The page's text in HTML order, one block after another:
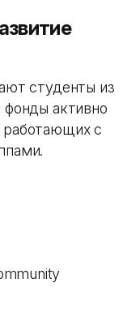
студенты из
активно
с